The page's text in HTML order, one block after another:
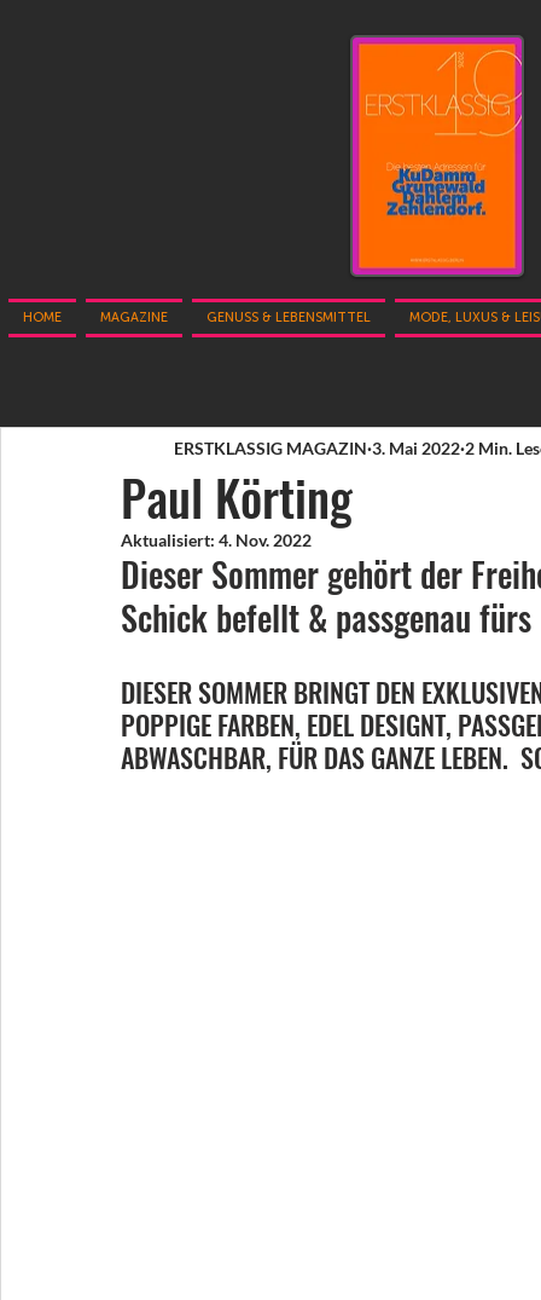
HOME MAGAZINE GENUSS & LEBENSMITTEL MODE, LUXUS &
Paul Körting
ERSTKLASSIG MAGAZIN 3. Mai 2022 2 Min.
Aktualisiert: 4. Nov. 2022
Dieser Sommer gehört der
Schick befellt & passgenau
DIESER SOMMER BRINGT DEN
POPPIGE FARBEN, EDEL DESIGNT,
ABWASCHBAR, FÜR DAS GANZE LEBEN.